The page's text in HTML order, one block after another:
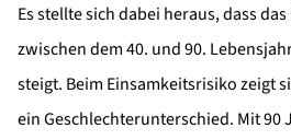
Es stellte sich dabei heraus, dass
zwischen dem 40. und 90.
steigt. Beim Einsamkeitsrisiko zeigt
ein Geschlechterunterschied. Mit 90